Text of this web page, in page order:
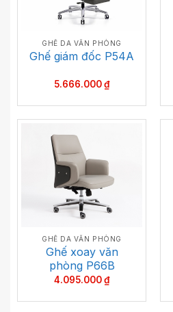
GHẾ DA VĂN PHÒNG
Ghế giám đốc P54A
5.666.000₫
GHẾ DA VĂN PHÒNG
Ghế xoay văn
phòng P66B
4.095.000₫